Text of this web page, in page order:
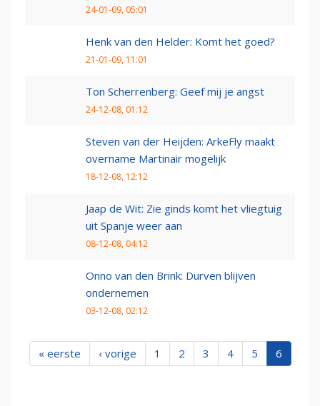
24-01-09, 05:01
Henk van den Helder: Komt het goed?
21-01-09, 11:01
Ton Scherrenberg: Geef mij je angst
24-12-08, 01:12
Steven van der Heijden: ArkeFly maakt
overname Martinair mogelijk
18-12-08, 12:12
Jaap de Wit: Zie ginds komt het vliegtuig
uit Spanje weer aan
08-12-08, 04:12
Onno van den Brink: Durven blijven
ondernemen
03-12-08, 02:12
« eerste ‹ vorige 1 2 3 4 5 6